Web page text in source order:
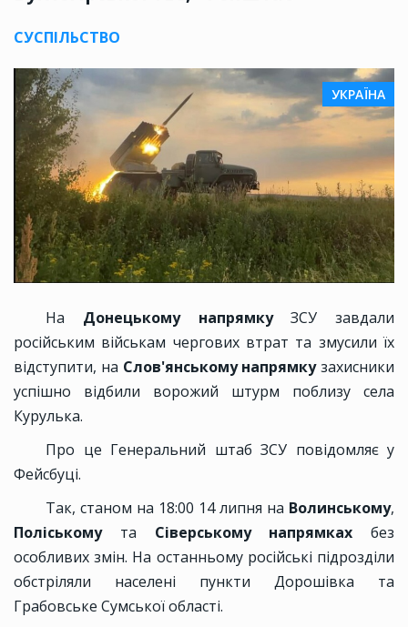
СУСПІЛЬСТВО
УКРАЇНА
На Донецькому напрямкуЗСУ завдали
російським військам чергових втрат та змусили їх
відступити, на Слов'янському напрямкузахисники
успішно відбили ворожий штурм поблизу села
Курулька.
Про це Генеральний штаб ЗСУ повідомляє у
Фейсбуці.
Так, станом на 18:00 14 липня на Волинському,
Поліському та Сіверському напрямках без
особливих змін. На останньому російські підрозділи
обстріляли населені пункти Дорошівка та
Грабовське Сумської області.